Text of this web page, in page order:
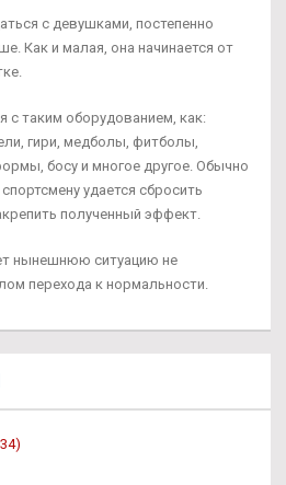
с девушками, постепенно
Как и малая, она начинается от
таким оборудованием, как:
гири, медболы, фитболы,
босу и многое другое. Обычно
удается сбросить
полученный эффект.
нынешнюю ситуацию не
перехода к нормальности.